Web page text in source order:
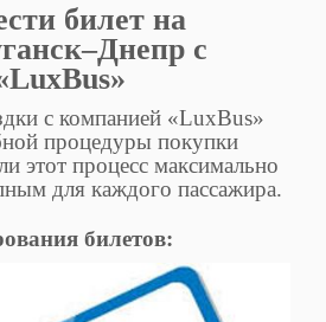
билет на
с
с компанией «LuxBus»
процедуры покупки
этот процесс максимально
для каждого пассажира.
билетов: